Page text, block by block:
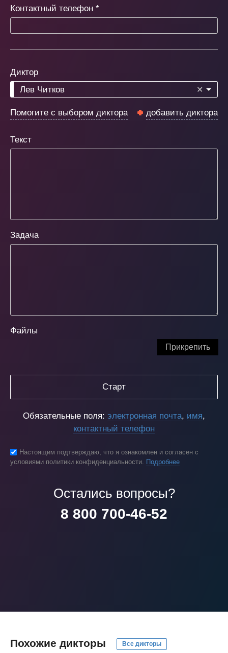
Контактный телефон *
Диктор
✕
Лев Читков
Помогите с выбором диктора добавить диктора
Текст
Задача
Файлы
Прикрепить
Старт
Обязательные поля: электронная почта, имя,
контактный телефон
Настоящим подтверждаю, что я ознакомлен и согласен с
условиями политики конфиденциальности. Подробнее
Остались вопросы?
8 800 700-46-52
Похожие дикторы Все дикторы